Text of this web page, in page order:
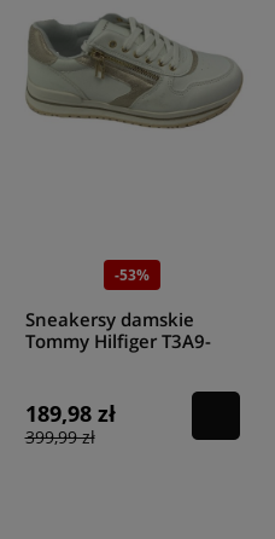
-53%
Sneakersy damskie
Tommy Hilfiger T3A9-
189,98 zł
399,99 zł